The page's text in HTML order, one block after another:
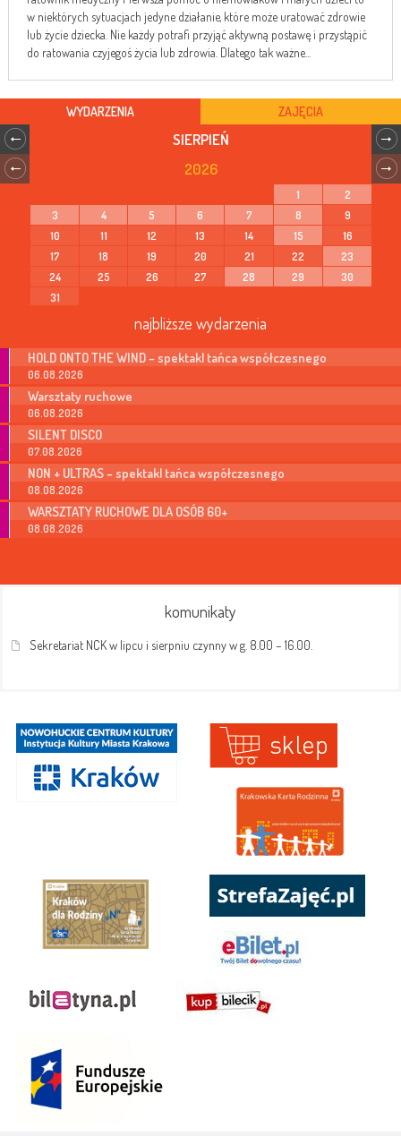
w niektórych sytuacjach jedyne działanie, które może uratować zdrowie
lub życie dziecka. Nie każdy potrafi przyjąć aktywną postawę i przystąpić
do ratowania czyjegoś życia lub zdrowia. Dlatego tak ważne...
WYDARZENIA ZAJĘCIA
SIERPIEŃ
2026
1
2
3
4 5 6 7 8
9
10
11 12 13 14 15
16
17
18 19 20 21 22
23
24
25 26 27 28 29
30
31
najbliższe wydarzenia
HOLD ONTO THE WIND – spektakl tańca współczesnego
06.08.2026
Warsztaty ruchowe
06.08.2026
SILENT DISCO
07.08.2026
NON + ULTRAS – spektakl tańca współczesnego
08.08.2026
WARSZTATY RUCHOWE DLA OSÓB 60+
08.08.2026
komunikaty
Sekretariat NCK w lipcu i sierpniu czynny w g. 8.00 – 16.00.